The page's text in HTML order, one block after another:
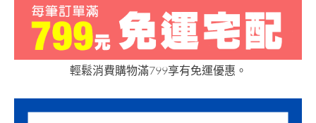
輕鬆消費購物滿799享有免運優惠。